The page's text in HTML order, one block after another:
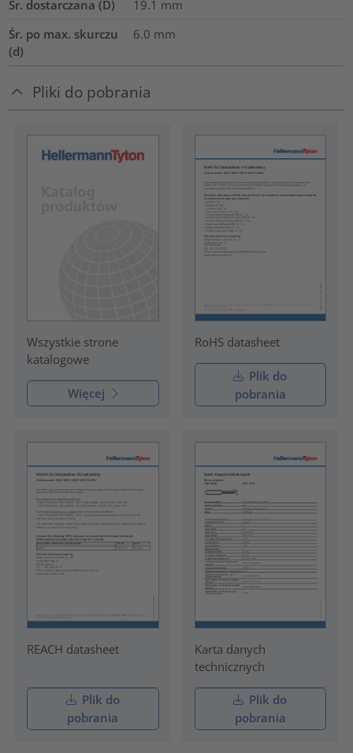
Śr. dostarczana (D) 19.1 mm
Śr. po max. skurczu
(d)
6.0 mm
Pliki do pobrania
Wszystkie strone
katalogowe
Więcej
RoHS datasheet
Plik do
pobrania
REACH datasheet
Plik do
pobrania
Karta danych
technicznych
Plik do
pobrania